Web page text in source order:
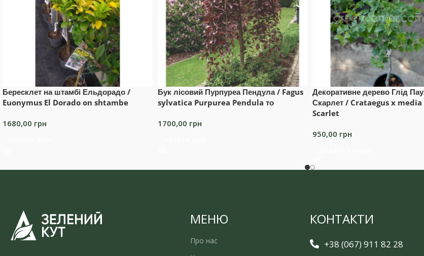
Бересклет на штамбі Ельдорадо /
Euonymus El Dorado on shtambe
1680,00 грн
Бук лісовий Пурпуреа Пендула / Fagus
sylvatica Purpurea Pendula то
1700,00 грн
Декоративне дерево Глід
Скарлет / Crataegus x media
Scarlet
950,00 грн
МЕНЮ
Про нас
КОНТАКТИ
+38 (067) 911 82 28